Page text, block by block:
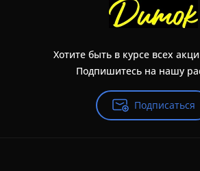
Хотите быть в курсе всех
Подпишитесь на нашу
Подписаться